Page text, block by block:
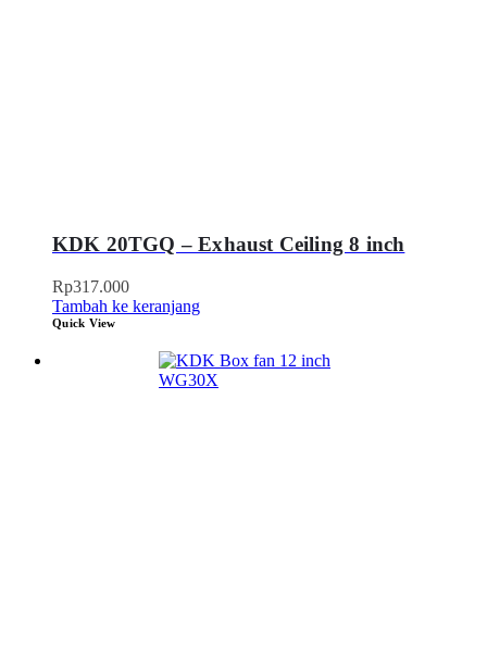
KDK 20TGQ – Exhaust Ceiling 8 inch
Rp317.000
Tambah ke keranjang
Quick View